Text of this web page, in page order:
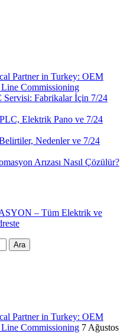
Partner in Turkey: OEM
Commissioning
Servisi: Fabrikalar İçin 7/24
Elektrik Pano ve 7/24
Belirtiler, Nedenler ve 7/24
Arızası Nasıl Çözülür?
– Tüm Elektrik ve
Partner in Turkey: OEM
Commissioning 7 Ağustos